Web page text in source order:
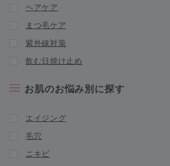
NEW BRAND
DERMAFIRM RX（ダーマファーム
RX）
DRX（ディーアールエックス）
Dシリーズ（デオドラントシリーズ）
ENVIRON（エンビロン）
GAUDISKIN（ガウディスキン）
HERRAS JAPAN（ヘラス ジャパン）
igendo（医源堂）
ヘアケア
まつ毛ケア
紫外線対策
飲む日焼け止め
お肌のお悩み別に探す
エイジング
毛穴
ニキビ